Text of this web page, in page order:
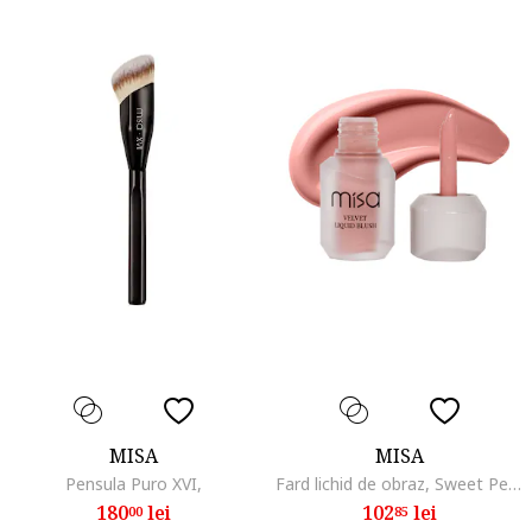
MISA
Pensula Puro XVI,
18000lei
MISA
Fard lichid de obraz, Sweet Peach
10285lei